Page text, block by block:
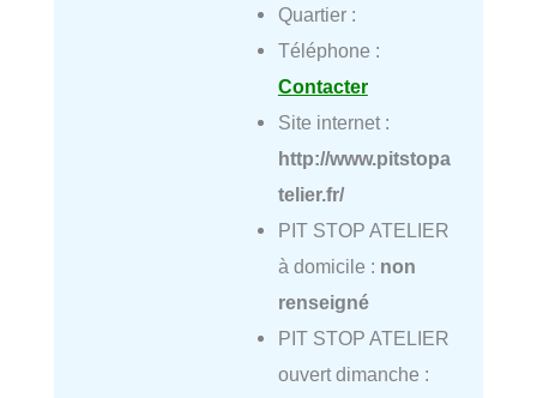
Quartier :
Téléphone :
Contacter
Site internet :
http://www.pitstopa
telier.fr/
PIT STOP ATELIER
à domicile : non
renseigné
PIT STOP ATELIER
ouvert dimanche :